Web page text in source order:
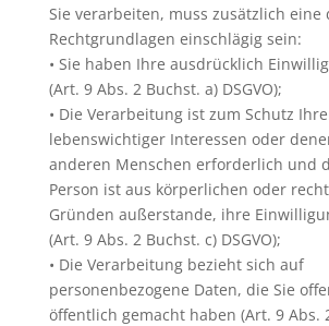
Sie verarbeiten, muss zusätzlich eine
Rechtgrundlagen einschlägig sein:
• Sie haben Ihre ausdrücklich
(Art. 9 Abs. 2 Buchst. a) DSGVO);
• Die Verarbeitung ist zum Schutz
lebenswichtiger Interessen oder
anderen Menschen erforderlich und
Person ist aus körperlichen oder
Gründen außerstande, ihre
(Art. 9 Abs. 2 Buchst. c) DSGVO);
• Die Verarbeitung bezieht sich auf
personenbezogene Daten, die Sie
öffentlich gemacht haben (Art. 9 Abs.